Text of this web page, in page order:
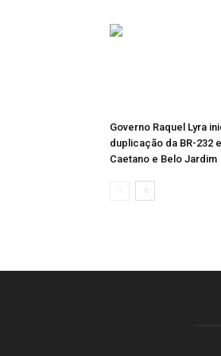
Governo Raquel Lyra
duplicação da BR-232
Caetano e Belo Jardim